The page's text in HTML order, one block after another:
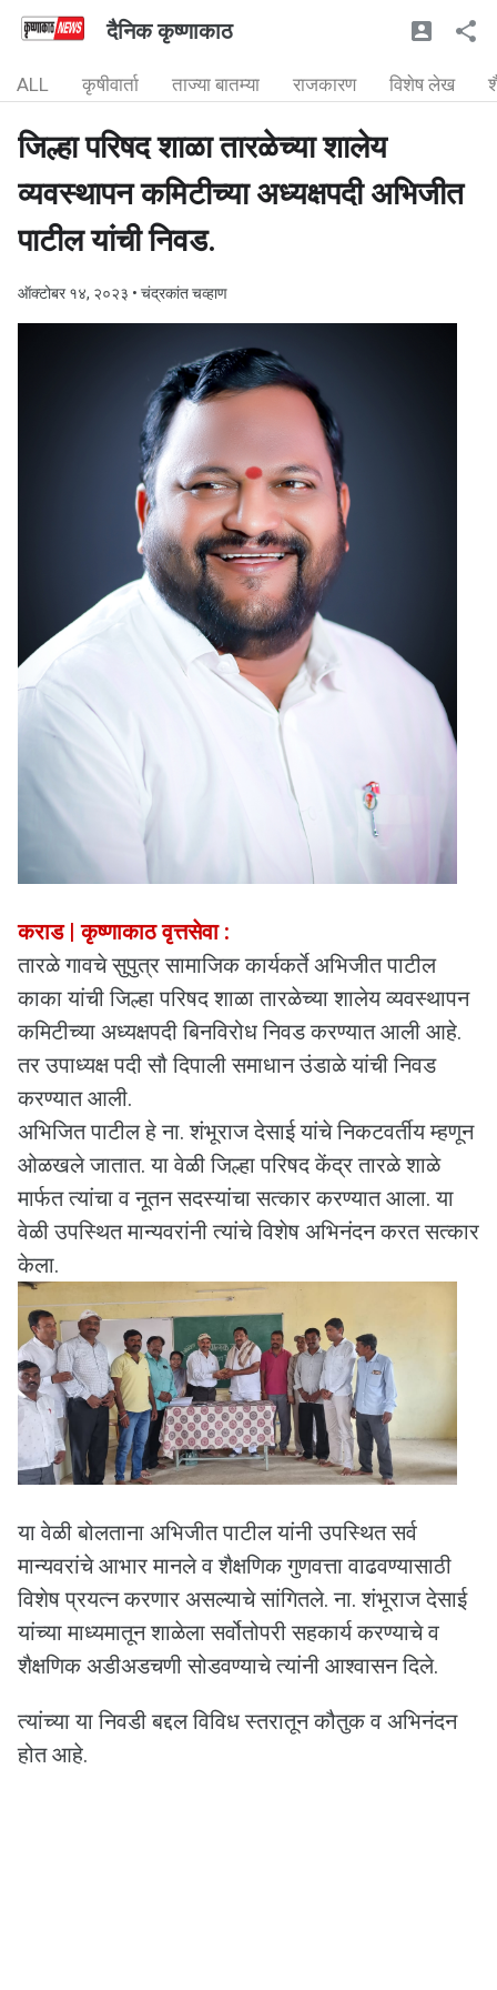
दैनिक कृष्णाकाठ
ALL कृषीवार्ता ताज्या बातम्या राजकारण विशेष लेख
जिल्हा परिषद शाळा तारळेच्या शालेय
व्यवस्थापन कमिटीच्या अध्यक्षपदी अभिजीत
पाटील यांची निवड.
ऑक्टोबर १४, २०२३ • चंद्रकांत चव्हाण
कराड | कृष्णाकाठ वृत्तसेवा :
तारळे गावचे सुपुत्र सामाजिक कार्यकर्ते अभिजीत पाटील
काका यांची जिल्हा परिषद शाळा तारळेच्या शालेय व्यवस्थापन
कमिटीच्या अध्यक्षपदी बिनविरोध निवड करण्यात आली आहे.
तर उपाध्यक्ष पदी सौ दिपाली समाधान उंडाळे यांची निवड
करण्यात आली.
अभिजित पाटील हे ना. शंभूराज देसाई यांचे निकटवर्तीय म्हणून
ओळखले जातात. या वेळी जिल्हा परिषद केंद्र तारळे शाळे
मार्फत त्यांचा व नूतन सदस्यांचा सत्कार करण्यात आला. या
वेळी उपस्थित मान्यवरांनी त्यांचे विशेष अभिनंदन करत सत्कार
केला.
या वेळी बोलताना अभिजीत पाटील यांनी उपस्थित सर्व
मान्यवरांचे आभार मानले व शैक्षणिक गुणवत्ता वाढवण्यासाठी
विशेष प्रयत्न करणार असल्याचे सांगितले. ना. शंभूराज देसाई
यांच्या माध्यमातून शाळेला सर्वोतोपरी सहकार्य करण्याचे व
शैक्षणिक अडीअडचणी सोडवण्याचे त्यांनी आश्वासन दिले.
त्यांच्या या निवडी बद्दल विविध स्तरातून कौतुक व अभिनंदन
होत आहे.